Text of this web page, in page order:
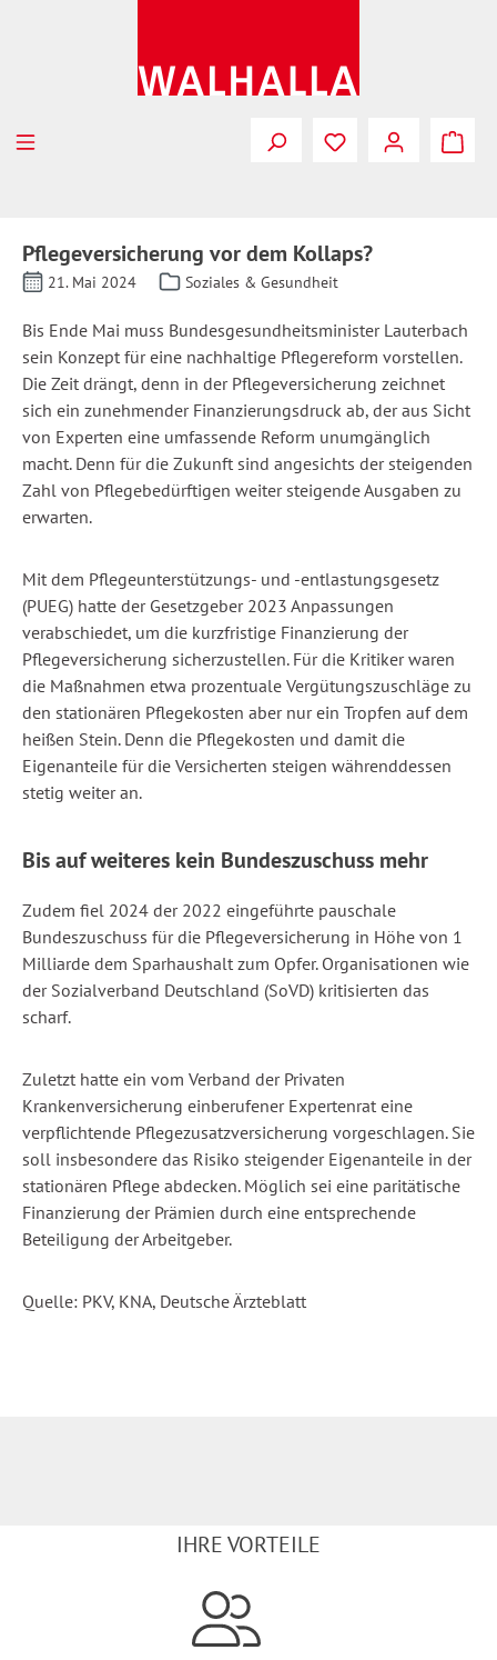
Pflegeversicherung vor dem Kollaps?
21. Mai 2024 Soziales & Gesundheit
Bis Ende Mai muss Bundesgesundheitsminister Lauterbach
sein Konzept für eine nachhaltige Pflegereform vorstellen.
Die Zeit drängt, denn in der Pflegeversicherung zeichnet
sich ein zunehmender Finanzierungsdruck ab, der aus Sicht
von Experten eine umfassende Reform unumgänglich
macht. Denn für die Zukunft sind angesichts der steigenden
Zahl von Pflegebedürftigen weiter steigende Ausgaben zu
erwarten.
Mit dem Pflegeunterstützungs- und -entlastungsgesetz
(PUEG) hatte der Gesetzgeber 2023 Anpassungen
verabschiedet, um die kurzfristige Finanzierung der
Pflegeversicherung sicherzustellen. Für die Kritiker waren
die Maßnahmen etwa prozentuale Vergütungszuschläge zu
den stationären Pflegekosten aber nur ein Tropfen auf dem
heißen Stein. Denn die Pflegekosten und damit die
Eigenanteile für die Versicherten steigen währenddessen
stetig weiter an.
Bis auf weiteres kein Bundeszuschuss mehr
Zudem fiel 2024 der 2022 eingeführte pauschale
Bundeszuschuss für die Pflegeversicherung in Höhe von 1
Milliarde dem Sparhaushalt zum Opfer. Organisationen wie
der Sozialverband Deutschland (SoVD) kritisierten das
scharf.
Zuletzt hatte ein vom Verband der Privaten
Krankenversicherung einberufener Expertenrat eine
verpflichtende Pflegezusatzversicherung vorgeschlagen. Sie
soll insbesondere das Risiko steigender Eigenanteile in der
stationären Pflege abdecken. Möglich sei eine paritätische
Finanzierung der Prämien durch eine entsprechende
Beteiligung der Arbeitgeber.
Quelle: PKV, KNA, Deutsche Ärzteblatt
IHRE VORTEILE